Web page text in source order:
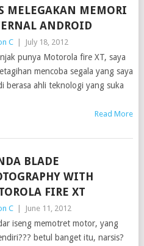
MELEGAKAN MEMORI
ANDROID
C July 18, 2012
punya Motorola fire XT, saya
mencoba segala yang saya
berasa ahli teknologi yang suka
Read More
BLADE
WITH
FIRE XT
C June 11, 2012
iseng memotret motor, yang
betul banget itu, narsis?